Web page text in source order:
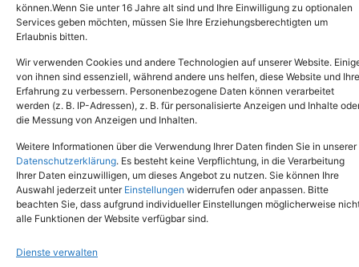
können.Wenn Sie unter 16 Jahre alt sind und Ihre Einwilligung zu optionalen
Services geben möchten, müssen Sie Ihre Erziehungsberechtigten um
Erlaubnis bitten.
Wir verwenden Cookies und andere Technologien auf unserer Website.
von ihnen sind essenziell, während andere uns helfen, diese Website und Ihre
Erfahrung zu verbessern. Personenbezogene Daten können verarbeitet
werden (z. B. IP-Adressen), z. B. für personalisierte Anzeigen und Inhalte
die Messung von Anzeigen und Inhalten.
Weitere Informationen über die Verwendung Ihrer Daten finden Sie in unserer
Datenschutzerklärung. Es besteht keine Verpflichtung, in die Verarbeitung
Ihrer Daten einzuwilligen, um dieses Angebot zu nutzen. Sie können Ihre
Auswahl jederzeit unter Einstellungen widerrufen oder anpassen. Bitte
beachten Sie, dass aufgrund individueller Einstellungen möglicherweise
alle Funktionen der Website verfügbar sind.
Dienste verwalten
Copyright © 2024. Alle Rechte vorbehalten.
Tel.: (02651) - 77438info@tierheim-mayen.de
In der Pluns 1, 56727 Mayen